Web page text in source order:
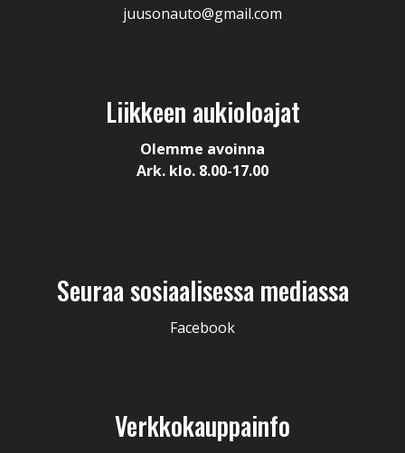
juusonauto@gmail.com
Liikkeen aukioloajat
Olemme avoinna
Ark. klo. 8.00-17.00
Seuraa sosiaalisessa mediassa
Facebook
Verkkokauppainfo